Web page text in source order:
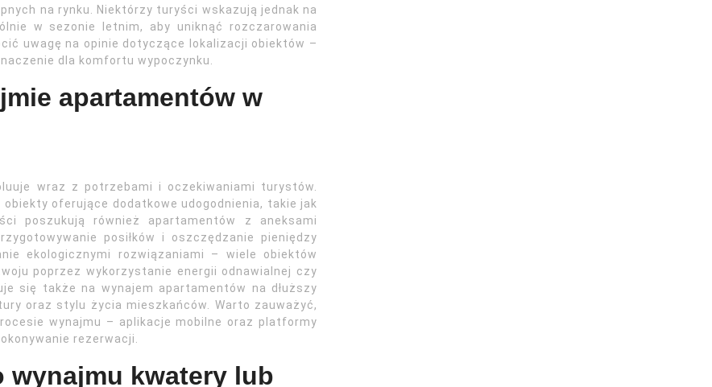
na rynku. Niektórzy turyści wskazują jednak na
w sezonie letnim, aby uniknąć rozczarowania
uwagę na opinie dotyczące lokalizacji obiektów –
dla komfortu wypoczynku.
apartamentów w
wraz z potrzebami i oczekiwaniami turystów.
oferujące dodatkowe udogodnienia, takie jak
poszukują również apartamentów z aneksami
posiłków i oszczędzanie pieniędzy
ekologicznymi rozwiązaniami – wiele obiektów
poprzez wykorzystanie energii odnawialnej czy
się także na wynajem apartamentów na dłuższy
oraz stylu życia mieszkańców. Warto zauważyć,
wynajmu – aplikacje mobilne oraz platformy
rezerwacji.
wynajmu kwatery lub